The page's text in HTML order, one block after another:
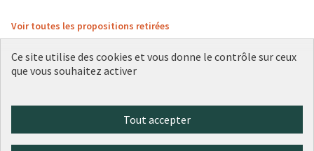
Voir toutes les propositions retirées
(Lien externe)
(Lien externe)
(Lien externe)
(Lien externe)
(Lien externe)
Ce site utilise des cookies et vous donne le contrôle sur ceux
que vous souhaitez activer
Tout accepter